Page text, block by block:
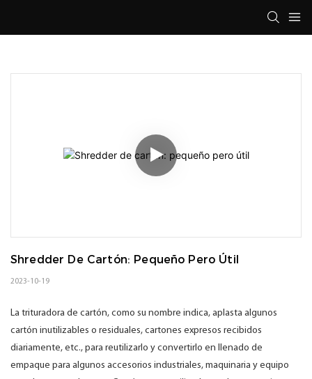
Shredder De Cartón: Pequeño Pero Útil
2023-10-19
La trituradora de cartón, como su nombre indica, aplasta algunos
cartón inutilizables o residuales, cartones expresos recibidos
diariamente, etc., para reutilizarlo y convertirlo en llenado de
empaque para algunos accesorios industriales, maquinaria y equipo